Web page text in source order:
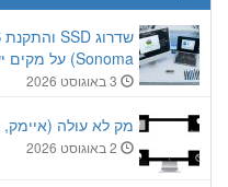
Sonoma) על מקים ישנים OpenCore
מק לא עולה (איימק,